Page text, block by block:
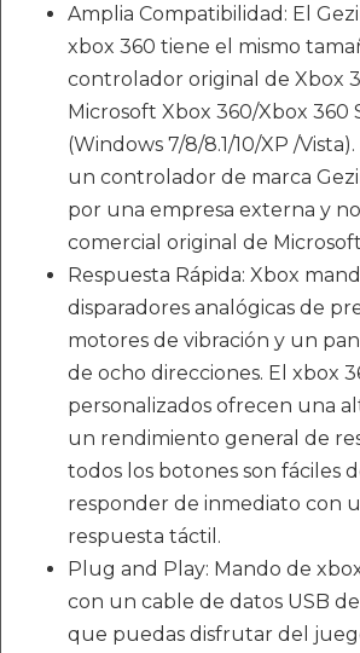
Amplia Compatibilidad: El
xbox 360 tiene el mismo
controlador original de Xbox
Microsoft Xbox 360/Xbox 360
(Windows 7/8/8.1/10/XP /
un controlador de marca
por una empresa externa y
comercial original de
Respuesta Rápida: Xbox
disparadores analógicas de
motores de vibración y un
de ocho direcciones. El xbox
personalizados ofrecen una
un rendimiento general de
todos los botones son fáciles
responder de inmediato con
respuesta táctil.
Plug and Play: Mando de
con un cable de datos USB
que puedas disfrutar del